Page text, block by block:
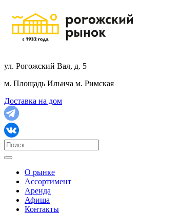
ул. Рогожский Вал, д. 5
м. Площадь Ильича м. Римская
Доставка на дом
О рынке
Ассортимент
Аренда
Афиша
Контакты